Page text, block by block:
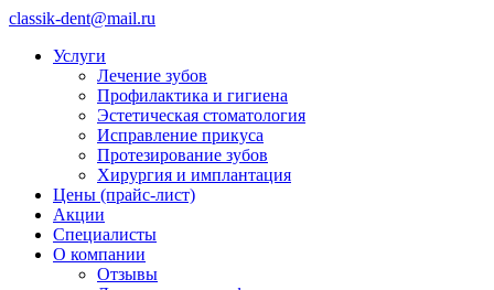
classik-dent@mail.ru
Услуги
Лечение зубов
Профилактика и гигиена
Эстетическая стоматология
Исправление прикуса
Протезирование зубов
Хирургия и имплантация
Цены (прайс-лист)
Акции
Специалисты
О компании
Отзывы